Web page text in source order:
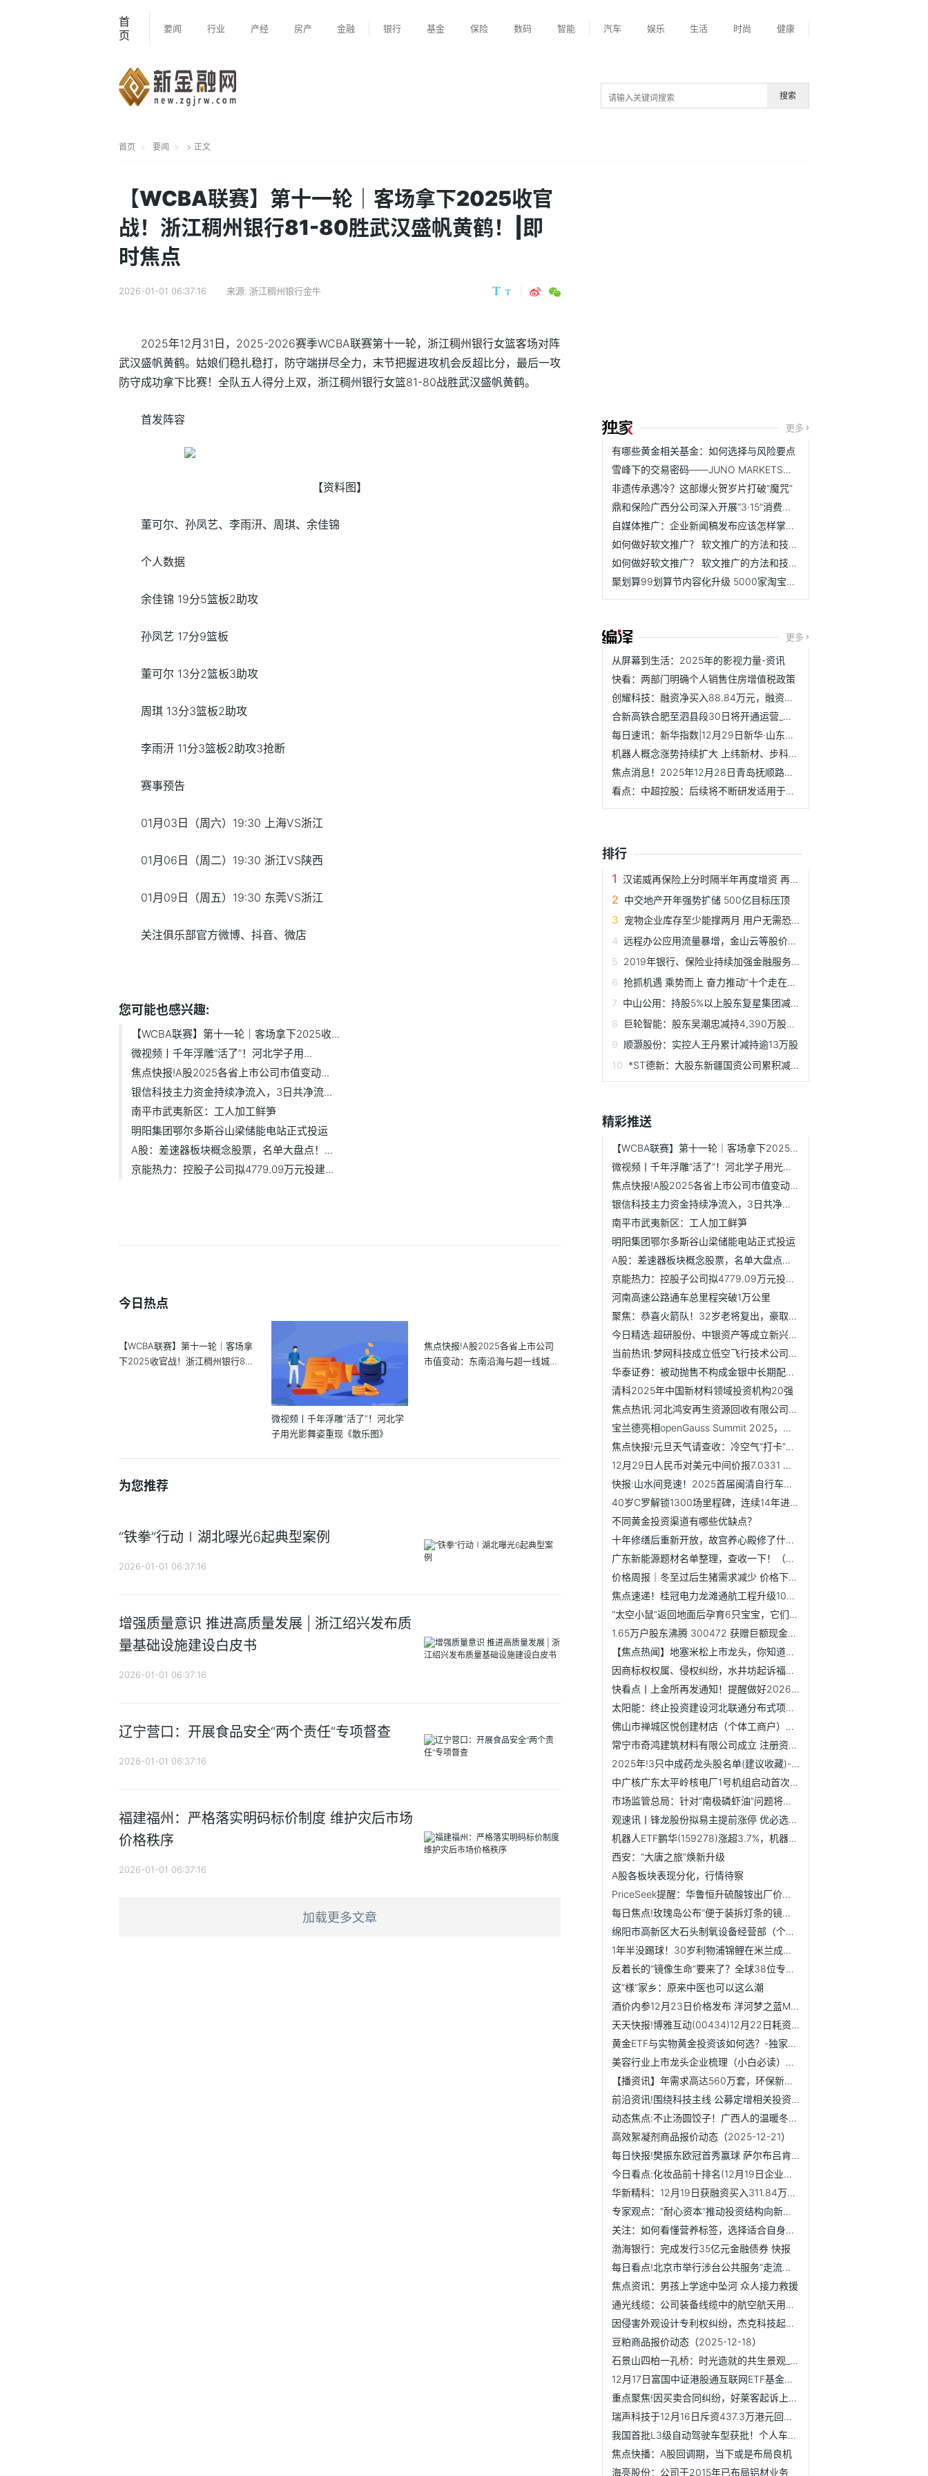
首
页
要闻 行业 产经 房产 金融 银行 基金 保险 数码 智能 汽车 娱乐 生活 时尚 健康
搜索
首页 要闻 > 正文
【WCBA联赛】第十一轮｜客场拿下2025收官
战！浙江稠州银行81-80胜武汉盛帆黄鹤！|即
时焦点
2026-01-01 06:37:16 来源: 浙江稠州银行金牛
2025年12月31日，2025-2026赛季WCBA联赛第十一轮，浙江稠州银行女篮客场对阵
武汉盛帆黄鹤。姑娘们稳扎稳打，防守端拼尽全力，末节把握进攻机会反超比分，最后一攻
防守成功拿下比赛！全队五人得分上双，浙江稠州银行女篮81-80战胜武汉盛帆黄鹤。
首发阵容
【资料图】
董可尔、孙凤艺、李雨汧、周琪、余佳锦
个人数据
余佳锦 19分5篮板2助攻
孙凤艺 17分9篮板
董可尔 13分2篮板3助攻
周琪 13分3篮板2助攻
李雨汧 11分3篮板2助攻3抢断
赛事预告
01月03日（周六）19:30 上海VS浙江
01月06日（周二）19:30 浙江VS陕西
01月09日（周五）19:30 东莞VS浙江
关注俱乐部官方微博、抖音、微店
您可能也感兴趣:
【WCBA联赛】第十一轮｜客场拿下2025收...
微视频丨千年浮雕“活了”！河北学子用...
焦点快报!A股2025各省上市公司市值变动...
银信科技主力资金持续净流入，3日共净流...
南平市武夷新区：工人加工鲜笋
明阳集团鄂尔多斯谷山梁储能电站正式投运
A股：差速器板块概念股票，名单大盘点！...
京能热力：控股子公司拟4779.09万元投建...
今日热点
【WCBA联赛】第十一轮｜客场拿
下2025收官战！浙江稠州银行81-
微视频丨千年浮雕“活了”！河北学
子用光影舞姿重现《散乐图》
焦点快报!A股2025各省上市公司
市值变动：东南沿海与超一线城市
为您推荐
“铁拳”行动∣湖北曝光6起典型案例
2026-01-01 06:37:16
增强质量意识 推进高质量发展 | 浙江绍兴发布质
量基础设施建设白皮书
2026-01-01 06:37:16
辽宁营口：开展食品安全“两个责任”专项督查
2026-01-01 06:37:16
福建福州：严格落实明码标价制度 维护灾后市场
价格秩序
2026-01-01 06:37:16
加载更多文章
更多
有哪些黄金相关基金：如何选择与风险要点
雪峰下的交易密码——JUNO MARKETS技术峰会乌鲁木齐站圆满结束
非遗传承遇冷？这部爆火贺岁片打破“魔咒”
鼎和保险广西分公司深入开展“3·15”消费者权益保护教育宣传...
自媒体推广：企业新闻稿发布应该怎样掌握节奏？ 怎么规划效...
如何做好软文推广？ 软文推广的方法和技巧是什么？
如何做好软文推广？ 软文推广的方法和技巧是什么？
聚划算99划算节内容化升级 5000家淘宝天猫品牌联动狂欢
更多
从屏幕到生活：2025年的影视力量-资讯
快看：两部门明确个人销售住房增值税政策
创耀科技：融资净买入88.84万元，融资余额2.12亿元（12-30）
合新高铁合肥至泗县段30日将开通运营_每日焦点
每日速讯：新华指数|12月29日新华·山东港口硫磺现货交易价格...
机器人概念涨势持续扩大 上纬新材、步科股份20cm涨停创历史...
焦点消息！2025年12月28日青岛抚顺路蔬菜副食品批发市场股份...
看点：中超控股：后续将不断研发适用于商业航天、低空经济领...
排行
汉诺威再保险上分时隔半年再度增资 再保主体陆续增资提升实力
中交地产开年强势扩储 500亿目标压顶
宠物企业库存至少能撑两月 用户无需恐慌
远程办公应用流量暴增，金山云等股价涨势明显
2019年银行、保险业持续加强金融服务 总资产平稳增长
抢抓机遇 乘势而上 奋力推动“十个走在全市前列”——访市...
中山公用：持股5%以上股东复星集团减持均价8.75元
巨轮智能：股东吴潮忠减持4,390万股股价1.81元起
顺灏股份：实控人王丹累计减持逾13万股
*ST德新：大股东新疆国资公司累积减持251.83万股
精彩推送
【WCBA联赛】第十一轮｜客场拿下2025收官战！浙江稠州银行81-...
微视频丨千年浮雕“活了”！河北学子用光影舞姿重现《散乐图》
焦点快报!A股2025各省上市公司市值变动：东南沿海与超一线城...
银信科技主力资金持续净流入，3日共净流入2112.85万元-今亮点
南平市武夷新区：工人加工鲜笋
明阳集团鄂尔多斯谷山梁储能电站正式投运
A股：差速器板块概念股票，名单大盘点！（2025/12/30）_快消息
京能热力：控股子公司拟4779.09万元投建六郎庄供冷供热项目
河南高速公路通车总里程突破1万公里
聚焦：恭喜火箭队！32岁老将复出，豪取3连胜，单场6分+2记三...
今日精选:超研股份、中银资产等成立新兴产业基金 出资额10亿
当前热讯:梦网科技成立低空飞行技术公司，含多项AI业务
华泰证券：被动抛售不构成金银中长期配置逻辑的反转信号
清科2025年中国新材料领域投资机构20强
焦点热讯:河北鸿安再生资源回收有限公司成立 注册资本20万人民币
宝兰德亮相openGauss Summit 2025，分享基于openGauss的深...
焦点快报!元旦天气请查收：冷空气“打卡”新年！最低气温跌至-1℃
12月29日人民币对美元中间价报7.0331 上调27个基点
快报:山水间竞速！2025首届闽清自行车爬坡赛火热开赛
40岁C罗解锁1300场里程碑，连续14年进球40+，剑指千球大关-视讯
不同黄金投资渠道有哪些优缺点？
十年修缮后重新开放，故宫养心殿修了什么？_今日热搜
广东新能源题材名单整理，查收一下！（2025/12/26）
价格周报｜冬至过后生猪需求减少 价格下滑_焦点短讯
焦点速递！桂冠电力龙滩通航工程升级1000吨级项目启航 赋能...
“太空小鼠”返回地面后孕育6只宝宝，它们有着更强保护欲
1.65万户股东沸腾 300472 获赠巨额现金！下周存储龙头解禁...
【焦点热闻】地塞米松上市龙头，你知道多少？（2025/12/26）
因商标权权属、侵权纠纷，水井坊起诉福州台江区锦昇食品商行-...
快看点丨上金所再发通知！提醒做好2026年元旦期间市场风险控制
太阳能：终止投资建设河北联通分布式项目 快资讯
佛山市禅城区悦创建材店（个体工商户）成立 注册资本1万人民...
常宁市奇鸿建筑材料有限公司成立 注册资本50万人民币|焦点
2025年!3只中成药龙头股名单(建议收藏)-每日消息
中广核广东太平岭核电厂1号机组启动首次核燃料装载
市场监管总局：针对“南极磷虾油”问题将强化食品委托生产监...
观速讯丨锋龙股份拟易主提前涨停 优必选2年募85亿港元转战A股
机器人ETF鹏华(159278)涨超3.7%，机器人企业迎来并购潮
西安：“大唐之旅”焕新升级
A股各板块表现分化，行情待察
PriceSeek提醒：华鲁恒升硫酸铵出厂价下调|最新
每日焦点!玫瑰岛公布“便于装拆灯条的镜柜”专利
绵阳市高新区大石头制氧设备经营部（个体工商户）成立 注册...
1年半没踢球！30岁利物浦锦鲤在米兰成躺平咸鱼！身价6年缩水4...
反着长的“镜像生命”要来了？全球38位专家联名警告：风险前...
这“様”家乡：原来中医也可以这么潮
酒价内参12月23日价格发布 洋河梦之蓝M6+上涨5元 热闻
天天快报!博雅互动(00434)12月22日耗资72.31万港元回购20万股
黄金ETF与实物黄金投资该如何选？-独家焦点
美容行业上市龙头企业梳理（小白必读）！（2025/12/22） 今日讯
【播资讯】年需求高达560万套，环保新政将做大机动车污控装置市场
前沿资讯!围绕科技主线 公募定增相关投资目前浮盈逾百亿元
动态焦点:不止汤圆饺子！广西人的温暖冬至，还藏着多少香甜美...
高效絮凝剂商品报价动态（2025-12-21）
每日快报!樊振东欧冠首秀赢球 萨尔布吕肯乒乓球队挺进八强
今日看点:化妆品前十排名(12月19日企业成交量排名前十名)
华新精科：12月19日获融资买入311.84万元_速递
专家观点：“耐心资本”推动投资结构向新质生产力集中
关注：如何看懂营养标签，选择适合自身的食品？国家卫健委介绍
渤海银行：完成发行35亿元金融债券 快报
每日看点!北京市举行涉台公共服务“走流程”成果展示
焦点资讯：男孩上学途中坠河 众人接力救援
通光线缆：公司装备线缆中的航空航天用耐高温电缆产品符合机...
因侵害外观设计专利权纠纷，杰克科技起诉台州市豪森缝纫机厂...
豆粕商品报价动态（2025-12-18）
石景山四柏一孔桥：时光造就的共生景观_新视野
12月17日富国中证港股通互联网ETF基金份额增加11.25亿份，重...
重点聚焦!因买卖合同纠纷，好莱客起诉上海佰卓装饰工程有限公司
瑞声科技于12月16日斥资437.3万港元回购11.45万股
我国首批L3级自动驾驶车型获批！个人车主能开上吗 专家回应...
焦点快播：A股回调期，当下或是布局良机
海亮股份：公司于2015年已布局铝材业务